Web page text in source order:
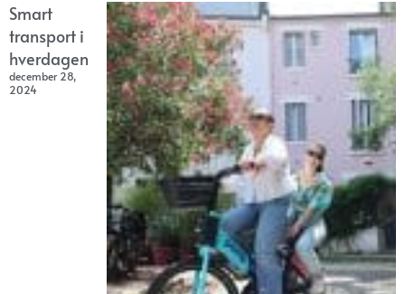
Smart
transport i
hverdagen
december 28,
2024